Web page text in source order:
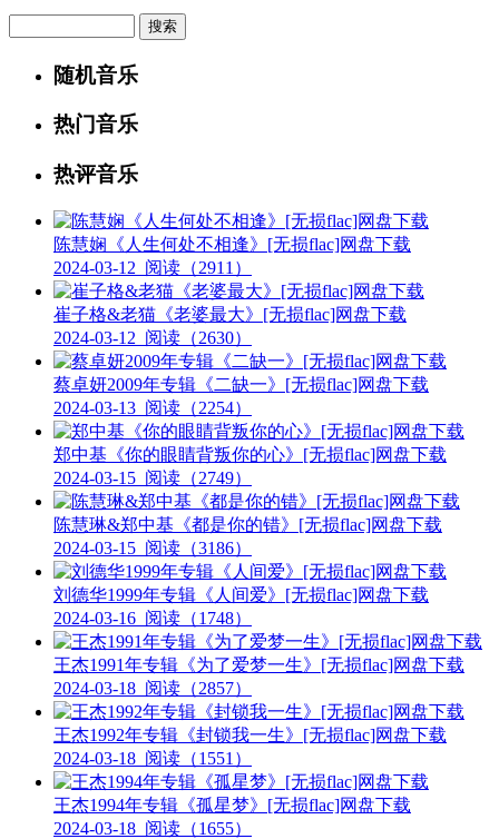
随机音乐
热门音乐
热评音乐
陈慧娴《人生何处不相逢》[无损flac]网盘下载
2024-03-12 阅读（2911）
崔子格&老猫《老婆最大》[无损flac]网盘下载
2024-03-12 阅读（2630）
蔡卓妍2009年专辑《二缺一》[无损flac]网盘下载
2024-03-13 阅读（2254）
郑中基《你的眼睛背叛你的心》[无损flac]网盘下载
2024-03-15 阅读（2749）
陈慧琳&郑中基《都是你的错》[无损flac]网盘下载
2024-03-15 阅读（3186）
刘德华1999年专辑《人间爱》[无损flac]网盘下载
2024-03-16 阅读（1748）
王杰1991年专辑《为了爱梦一生》[无损flac]网盘下载
2024-03-18 阅读（2857）
王杰1992年专辑《封锁我一生》[无损flac]网盘下载
2024-03-18 阅读（1551）
王杰1994年专辑《孤星梦》[无损flac]网盘下载
2024-03-18 阅读（1655）